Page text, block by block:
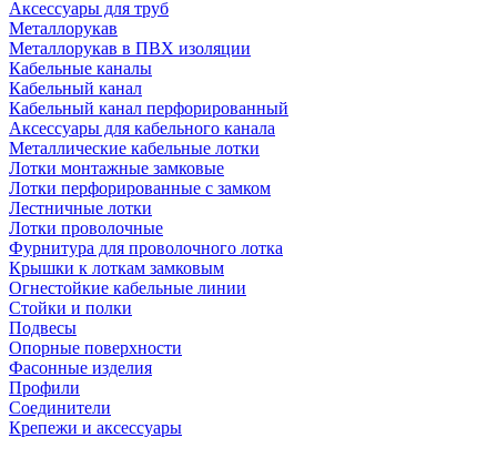
Аксессуары для труб
Металлорукав
Металлорукав в ПВХ изоляции
Кабельные каналы
Кабельный канал
Кабельный канал перфорированный
Аксессуары для кабельного канала
Металлические кабельные лотки
Лотки монтажные замковые
Лотки перфорированные с замком
Лестничные лотки
Лотки проволочные
Фурнитура для проволочного лотка
Крышки к лоткам замковым
Огнестойкие кабельные линии
Стойки и полки
Подвесы
Опорные поверхности
Фасонные изделия
Профили
Соединители
Крепежи и аксессуары